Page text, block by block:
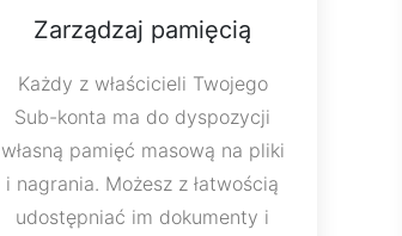
Zarządzaj pamięcią
Każdy z właścicieli Twojego
Sub-konta ma do dyspozycji
własną pamięć masową na pliki
i nagrania. Możesz z łatwością
udostępniać im dokumenty i